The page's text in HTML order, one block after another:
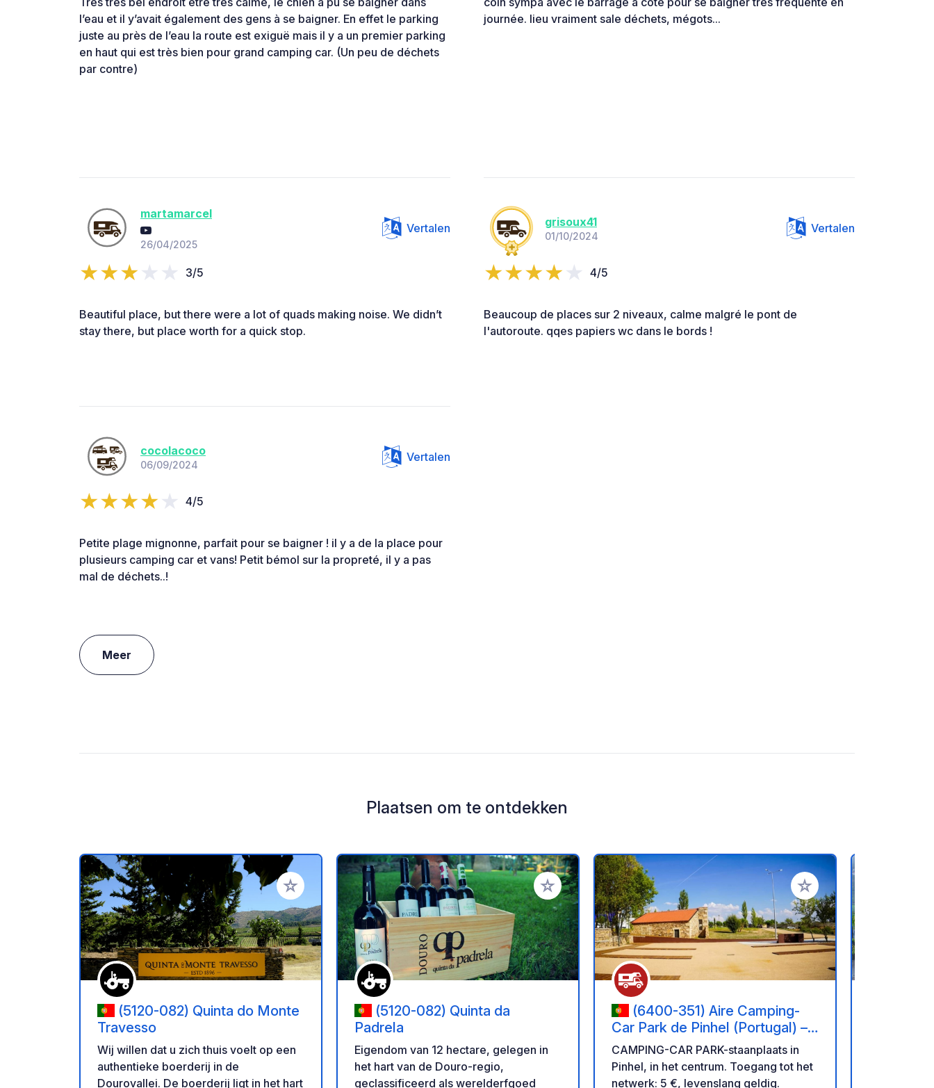
l’eau et il y’avait également des gens à se baigner. En effet le parking
juste au près de l’eau la route est exiguë mais il y a un premier parking
en haut qui est très bien pour grand camping car. (Un peu de déchets
par contre)
journée. lieu vraiment sale déchets, mégots...
martamarcel
26/04/2025
Vertalen
3/5
Beautiful place, but there were a lot of quads making noise. We didn’t
stay there, but place worth for a quick stop.
grisoux41
01/10/2024
Vertalen
4/5
Beaucoup de places sur 2 niveaux, calme malgré le pont de
l'autoroute. qqes papiers wc dans le bords !
cocolacoco
06/09/2024
Vertalen
4/5
Petite plage mignonne, parfait pour se baigner ! il y a de la place pour
plusieurs camping car et vans! Petit bémol sur la propreté, il y a pas
mal de déchets..!
Meer
Plaatsen om te ontdekken
Voeg toe aan je favorieten
(5120-082) Quinta do Monte
Travesso
Wij willen dat u zich thuis voelt op een
authentieke boerderij in de
Dourovallei. De boerderij ligt in het hart
Voeg toe aan je favorieten
(5120-082) Quinta da
Padrela
Eigendom van 12 hectare, gelegen in
het hart van de Douro-regio,
geclassificeerd als werelderfgoed
Voeg toe aan je favorieten
(6400-351) Aire Camping-
Car Park de Pinhel (Portugal) –
Cité Médiévale et Vallée du
Côa.
CAMPING-CAR PARK-staanplaats in
Pinhel, in het centrum. Toegang tot het
netwerk: 5 €, levenslang geldig.